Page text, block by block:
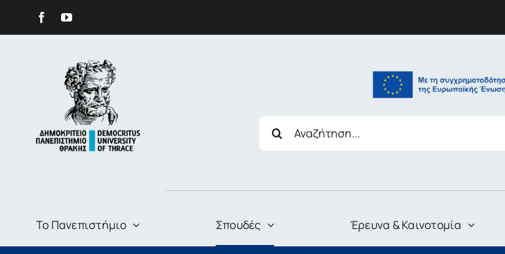
περιεχόμενο
for:
Το Πανεπιστήμιο Σπουδές Έρευνα & Καινοτομία